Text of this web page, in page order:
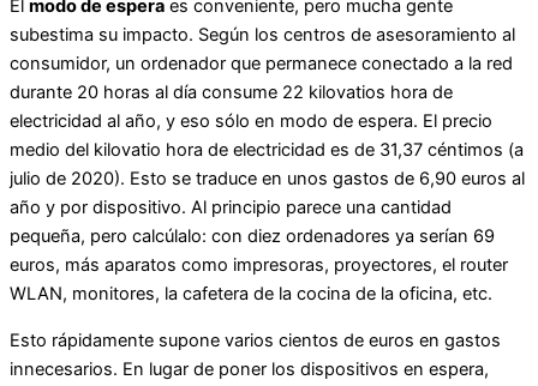
El modo de espera es conveniente, pero mucha gente
subestima su impacto. Según los centros de asesoramiento al
consumidor, un ordenador que permanece conectado a la red
durante 20 horas al día consume 22 kilovatios hora de
electricidad al año, y eso sólo en modo de espera. El precio
medio del kilovatio hora de electricidad es de 31,37 céntimos (a
julio de 2020). Esto se traduce en unos gastos de 6,90 euros al
año y por dispositivo. Al principio parece una cantidad
pequeña, pero calcúlalo: con diez ordenadores ya serían 69
euros, más aparatos como impresoras, proyectores, el router
WLAN, monitores, la cafetera de la cocina de la oficina, etc.
Esto rápidamente supone varios cientos de euros en gastos
innecesarios. En lugar de poner los dispositivos en espera,